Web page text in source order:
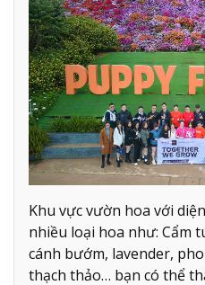
Khu vực vườn hoa với
nhiều loại hoa như: Cẩm
cánh bướm, lavender,
thạch thảo… bạn có thể